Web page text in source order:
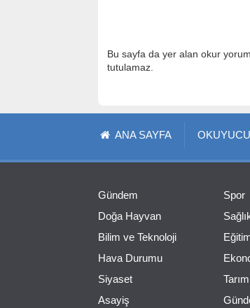
Bu sayfa da yer alan okur
tutulamaz.
ANA SAYFA
Gündem
Doğa Hayvan
Bilim ve Teknoloji
Hava Durumu
Siyaset
Asayiş
Spor
Tarım